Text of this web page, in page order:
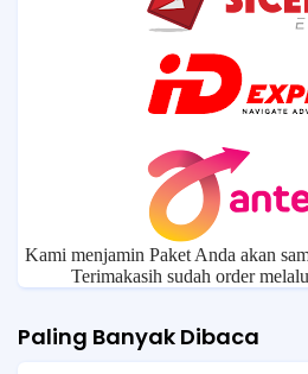
Kami menjamin Paket Anda akan
Terimakasih sudah order
Paling Banyak Dibaca